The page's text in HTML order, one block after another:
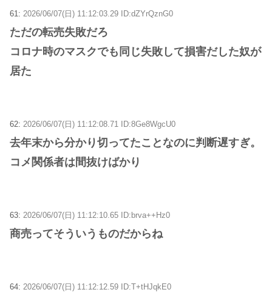
61: 2026/06/07(日) 11:12:03.29 ID:dZYrQznG0
ただの転売失敗だろ
コロナ時のマスクでも同じ失敗して損害だした奴が
居た
62: 2026/06/07(日) 11:12:08.71 ID:8Ge8WgcU0
去年末から分かり切ってたことなのに判断遅すぎ。
コメ関係者は間抜けばかり
63: 2026/06/07(日) 11:12:10.65 ID:brva++Hz0
商売ってそういうものだからね
64: 2026/06/07(日) 11:12:12.59 ID:T+tHJqkE0